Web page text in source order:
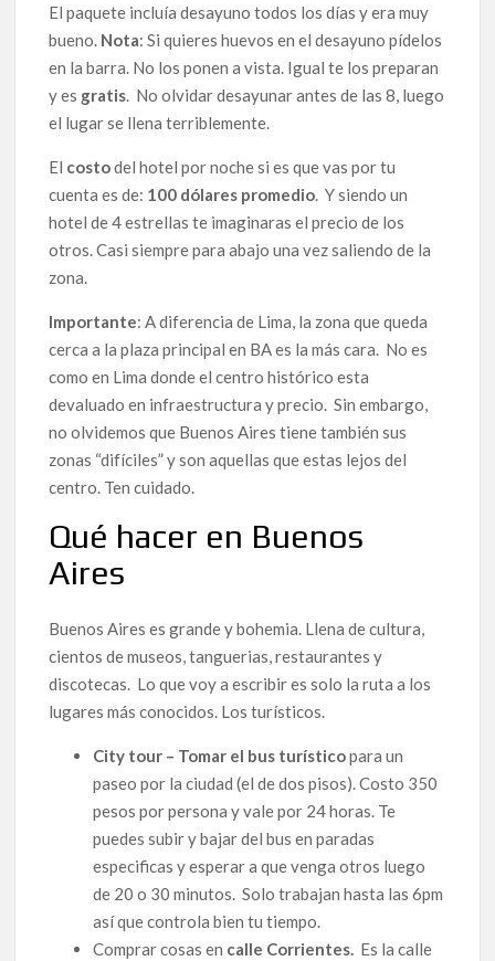
El paquete incluía desayuno todos los días y era muy
bueno. Nota: Si quieres huevos en el desayuno pídelos
en la barra. No los ponen a vista. Igual te los preparan
y es gratis. No olvidar desayunar antes de las 8, luego
el lugar se llena terriblemente.
El costodel hotel por noche si es que vas por tu
cuenta es de: 100 dólares promedio. Y siendo un
hotel de 4 estrellas te imaginaras el precio de los
otros. Casi siempre para abajo una vez saliendo de la
zona.
Importante: A diferencia de Lima, la zona que queda
cerca a la plaza principal en BA es la más cara. No es
como en Lima donde el centro histórico esta
devaluado en infraestructura y precio. Sin embargo,
no olvidemos que Buenos Aires tiene también sus
zonas “difíciles” y son aquellas que estas lejos del
centro. Ten cuidado.
Qué hacer en Buenos
Aires
Buenos Aires es grande y bohemia. Llena de cultura,
cientos de museos, tanguerias, restaurantes y
discotecas. Lo que voy a escribir es solo la ruta a los
lugares más conocidos. Los turísticos.
City tour – Tomar el bus turísticopara un
paseo por la ciudad (el de dos pisos). Costo 350
pesos por persona y vale por 24 horas. Te
puedes subir y bajar del bus en paradas
especificas y esperar a que venga otros luego
de 20 o 30 minutos. Solo trabajan hasta las 6pm
así que controla bien tu tiempo.
Comprar cosas en calle Corrientes. Es la calle